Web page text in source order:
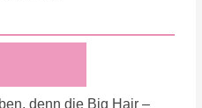
denn die Big Hair –